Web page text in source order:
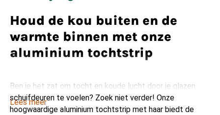
Houd de kou buiten en de
warmte binnen met onze
aluminium tochtstrip
Ben je het zat om tocht en koude lucht door je glazen
schuifdeuren te voelen? Zoek niet verder! Onze
hoogwaardige aluminium tochtstrip met haar biedt de
Lees meer